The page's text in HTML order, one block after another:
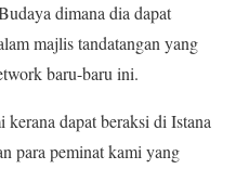
dimana dia dapat
majlis tandatangan yang
baru-baru ini.
dapat beraksi di Istana
para peminat kami yang